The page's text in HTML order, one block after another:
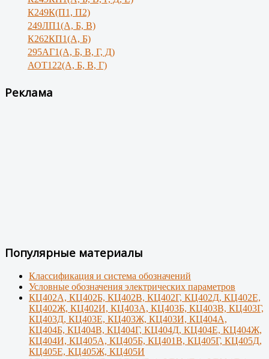
К249К(П1, П2)
249ЛП1(А, Б, В)
К262КП1(А, Б)
295АГ1(А, Б, В, Г, Д)
АОТ122(А, Б, В, Г)
Реклама
Популярные материалы
Классификация и система обозначений
Условные обозначения электрических параметров
КЦ402А, КЦ402Б, КЦ402В, КЦ402Г, КЦ402Д, КЦ402Е,
КЦ402Ж, КЦ402И, КЦ403А, КЦ403Б, КЦ403В, КЦ403Г,
КЦ403Д, КЦ403Е, КЦ403Ж, КЦ403И, КЦ404А,
КЦ404Б, КЦ404В, КЦ404Г, КЦ404Д, КЦ404Е, КЦ404Ж,
КЦ404И, КЦ405А, КЦ405Б, КЦ401В, КЦ405Г, КЦ405Д,
КЦ405Е, КЦ405Ж, КЦ405И